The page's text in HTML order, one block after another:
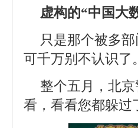
虚构的“中国大
只是那个被多
可千万别不认识了。
整个五月，北
看，看看您都躲过